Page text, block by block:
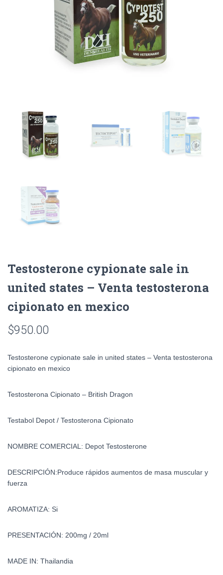
Testosterone cypionate sale in
united states – Venta testosterona
cipionato en mexico
$950.00
Testosterone cypionate sale in united states – Venta testosterona
cipionato en mexico
Testosterona Cipionato – British Dragon
Testabol Depot / Testosterona Cipionato
NOMBRE COMERCIAL: Depot Testosterone
DESCRIPCIÓN:Produce rápidos aumentos de masa muscular y
fuerza
AROMATIZA: Si
PRESENTACIÓN: 200mg / 20ml
MADE IN: Thailandia